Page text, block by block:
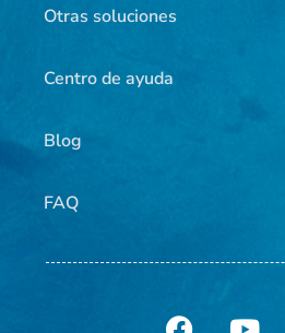
Otras soluciones
Centro de ayuda
Blog
FAQ